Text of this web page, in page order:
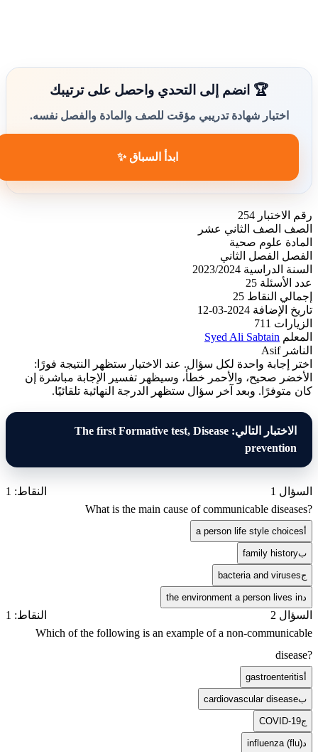
🏆 انضم إلى التحدي واحصل على ترتيبك
اختبار شهادة تدريبي مؤقت للصف والمادة والفصل نفسه.
ابدأ السباق ✨
رقم الاختبار 254
الصف
الصف الثاني عشر
المادة
علوم صحية
الفصل
الفصل الثاني
السنة الدراسية 2023/2024
عدد الأسئلة 25
إجمالي النقاط 25
تاريخ الإضافة 2024-03-12
الزيارات
711
المعلم Syed Ali Sabtain
الناشر Asif
اختر إجابة واحدة لكل سؤال. عند الاختيار ستظهر النتيجة فورًا:
الأخضر صحيح، والأحمر خطأ، وسيظهر تفسير الإجابة مباشرة إن
كان متوفرًا. وبعد آخر سؤال ستظهر الدرجة النهائية تلقائيًا.
الاختبار التالي: The first Formative test, Disease
prevention
السؤال 1
النقاط: 1
What is the main cause of communicable diseases?
a person life style choices
بfamily history
جbacteria and viruses
the environment a person lives in
السؤال 2
النقاط: 1
Which of the following is an example of a non-communicable
disease?
gastroenteritis
بcardiovascular disease
جCOVID-19
influenza (flu)